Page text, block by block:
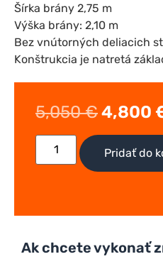
Šírka brány 2,75 m
Výška brány: 2,10 m
Bez vnútorných deliacich
Konštrukcia je natretá
5,050€4,800
Pridať do
Ak chcete vykonať